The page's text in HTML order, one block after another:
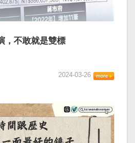
，不敢就是雙標
2024-03-26